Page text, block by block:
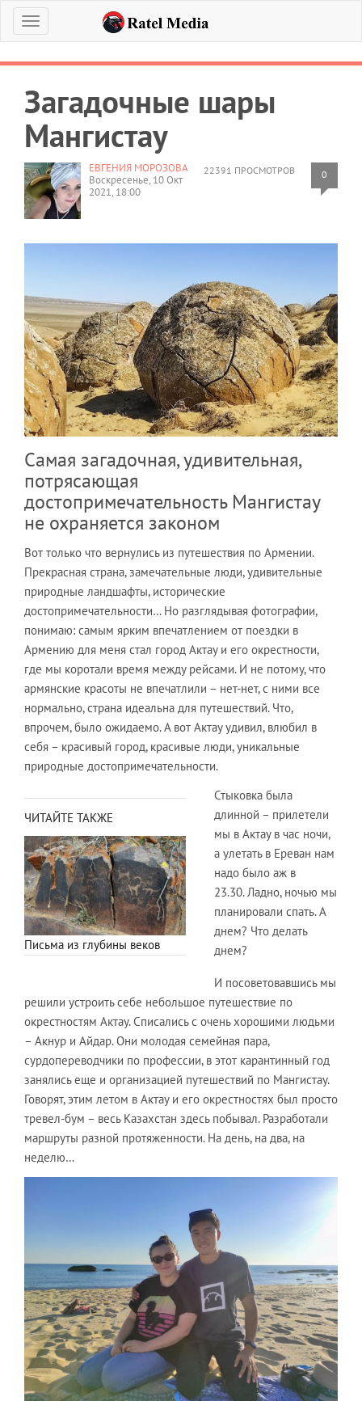
Меню
Загадочные шары
Мангистау
22391 ПРОСМОТРОВ 0
ЕВГЕНИЯ МОРОЗОВА
Воскресенье, 10 Окт
2021, 18:00
Самая загадочная, удивительная,
потрясающая
достопримечательность Мангистау
не охраняется законом
Вот только что вернулись из путешествия по Армении.
Прекрасная страна, замечательные люди, удивительные
природные ландшафты, исторические
достопримечательности… Но разглядывая фотографии,
понимаю: самым ярким впечатлением от поездки в
Армению для меня стал город Актау и его окрестности,
где мы коротали время между рейсами. И не потому, что
армянские красоты не впечатлили – нет-нет, с ними все
нормально, страна идеальна для путешествий. Что,
впрочем, было ожидаемо. А вот Актау удивил, влюбил в
себя – красивый город, красивые люди, уникальные
природные достопримечательности.
ЧИТАЙТЕ ТАКЖЕ
Письма из глубины веков
Стыковка была
длинной – прилетели
мы в Актау в час ночи,
а улетать в Ереван нам
надо было аж в
23.30. Ладно, ночью мы
планировали спать. А
днем? Что делать
днем?
И посоветовавшись мы
решили устроить себе небольшое путешествие по
окрестностям Актау. Списались с очень хорошими людьми
– Акнур и Айдар. Они молодая семейная пара,
сурдопереводчики по профессии, в этот карантинный год
занялись еще и организацией путешествий по Мангистау.
Говорят, этим летом в Актау и его окрестностях был просто
тревел-бум – весь Казахстан здесь побывал. Разработали
маршруты разной протяженности. На день, на два, на
неделю…